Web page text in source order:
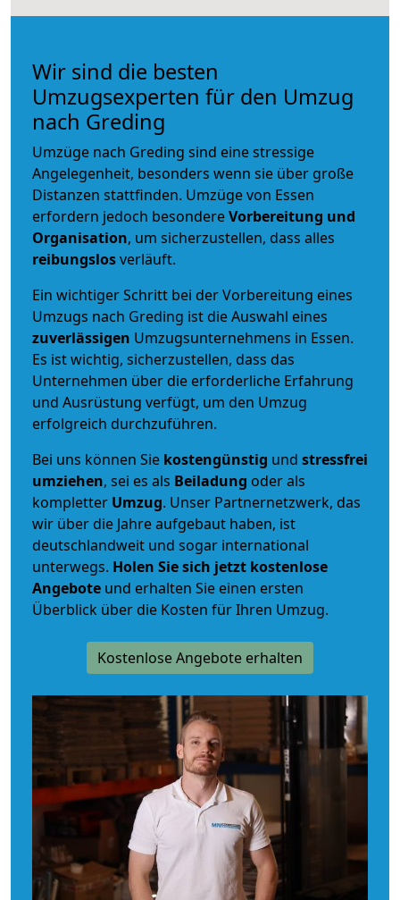
Wir sind die besten
Umzugsexperten für den Umzug
nach Greding
Umzüge nach Greding sind eine stressige
Angelegenheit, besonders wenn sie über große
Distanzen stattfinden. Umzüge von Essen
erfordern jedoch besondereVorbereitung und
Organisation, um sicherzustellen, dass alles
reibungslosverläuft.
Ein wichtiger Schritt bei der Vorbereitung eines
Umzugs nach Greding ist die Auswahl eines
zuverlässigen Umzugsunternehmens in Essen.
Es ist wichtig, sicherzustellen, dass das
Unternehmen über die erforderliche Erfahrung
und Ausrüstung verfügt, um den Umzug
erfolgreich durchzuführen.
Bei uns können Sie kostengünstig und stressfrei
umziehen, sei es als Beiladung oder als
kompletter Umzug. Unser Partnernetzwerk, das
wir über die Jahre aufgebaut haben, ist
deutschlandweit und sogar international
unterwegs. Holen Sie sich jetzt kostenlose
Angebote und erhalten Sie einen ersten
Überblick über die Kosten für Ihren Umzug.
Kostenlose Angebote erhalten